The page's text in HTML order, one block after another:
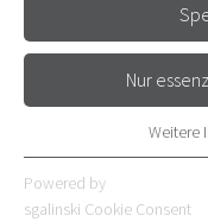
Do, 15.10.2026
Do, 26.11.2026
Do, 04.02.2027
Nur
Essenzielle Cookies
Webseite benötigt.
Weitere
Powered by
sgalinski Cookie Consent